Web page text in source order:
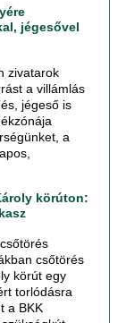
jégesővel
zivatarok
a villámlás
jégeső is
a
körúton:
csőtörés
körút egy
torlódásra
a BKK